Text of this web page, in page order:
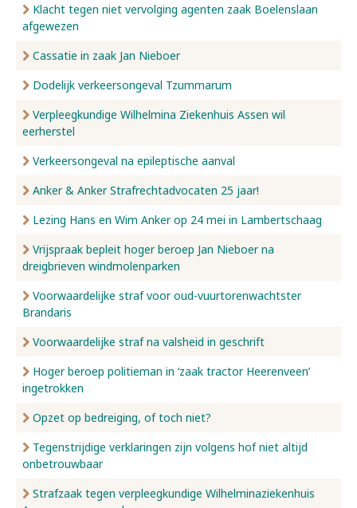
Klacht tegen niet vervolging agenten zaak Boelenslaan
afgewezen
Cassatie in zaak Jan Nieboer
Dodelijk verkeersongeval Tzummarum
Verpleegkundige Wilhelmina Ziekenhuis Assen wil
eerherstel
Verkeersongeval na epileptische aanval
Anker & Anker Strafrechtadvocaten 25 jaar!
Lezing Hans en Wim Anker op 24 mei in Lambertschaag
Vrijspraak bepleit hoger beroep Jan Nieboer na
dreigbrieven windmolenparken
Voorwaardelijke straf voor oud-vuurtorenwachtster
Brandaris
Voorwaardelijke straf na valsheid in geschrift
Hoger beroep politieman in ‘zaak tractor Heerenveen’
ingetrokken
Opzet op bedreiging, of toch niet?
Tegenstrijdige verklaringen zijn volgens hof niet altijd
onbetrouwbaar
Strafzaak tegen verpleegkundige Wilhelminaziekenhuis